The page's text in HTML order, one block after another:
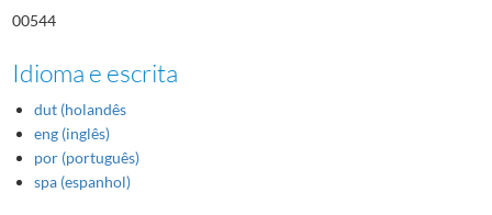
00544
Idioma e escrita
dut (holandês
eng (inglês)
por (português)
spa (espanhol)